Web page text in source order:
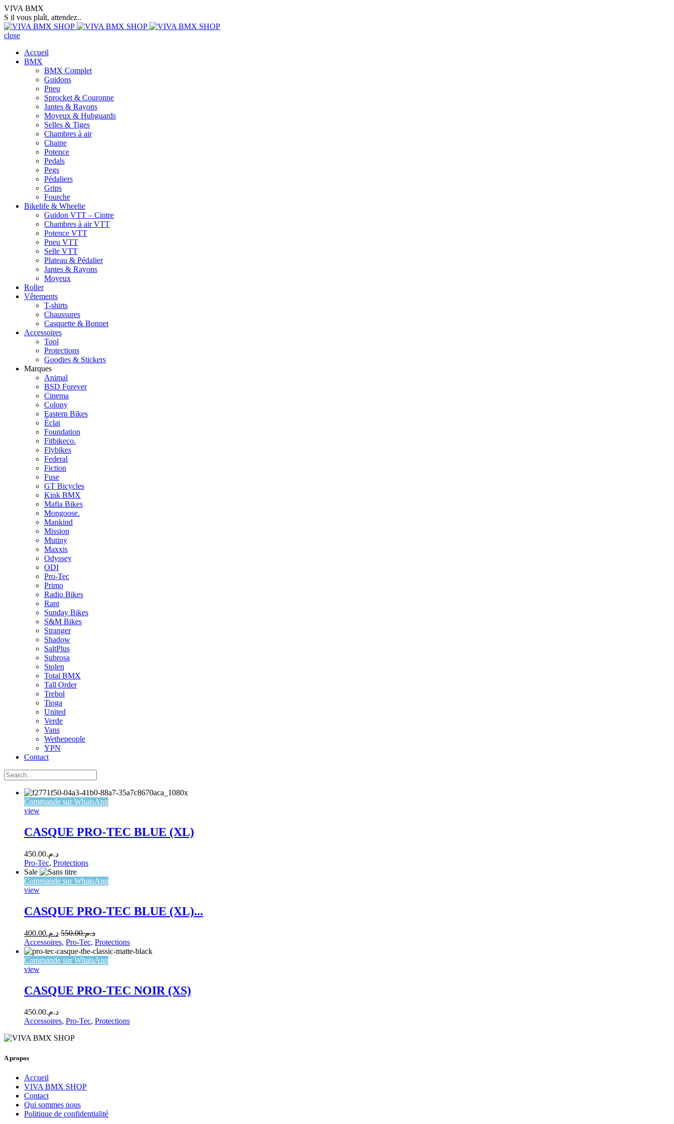
VIVA BMX
S il vous plaît, attendez..
close
Accueil
BMX
BMX Complet
Guidons
Pneu
Sprocket & Couronne
Jantes & Rayons
Moyeux & Hubguards
Selles & Tiges
Chambres à air
Chaine
Potence
Pedals
Pegs
Pédaliers
Grips
Fourche
Bikelife & Wheelie
Guidon VTT – Cintre
Chambres à air VTT
Potence VTT
Pneu VTT
Selle VTT
Plateau & Pédalier
Jantes & Rayons
Moyeux
Roller
Vêtements
T-shirts
Chaussures
Casquette & Bonnet
Accessoires
Tool
Protections
Goodies & Stickers
Marques
Animal
BSD Forever
Cinema
Colony
Eastern Bikes
Éclat
Foundation
Fitbikeco.
Flybikes
Federal
Fiction
Fuse
GT Bicycles
Kink BMX
Mafia Bikes
Mongoose.
Mankind
Mission
Mutiny
Maxxis
Odyssey
ODI
Pro-Tec
Primo
Radio Bikes
Rant
Sunday Bikes
S&M Bikes
Stranger
Shadow
SaltPlus
Subrosa
Stolen
Total BMX
Tall Order
Trebol
Tioga
United
Verde
Vans
Wethepeople
YPN
Contact
Commande sur WhatsApp
view
CASQUE PRO-TEC BLUE (XL)
د.م.450.00
Pro-Tec, Protections
Sale
Commande sur WhatsApp
view
CASQUE PRO-TEC BLUE (XL)...
د.م.550.00 د.م.400.00
Accessoires, Pro-Tec, Protections
Commande sur WhatsApp
view
CASQUE PRO-TEC NOIR (XS)
د.م.450.00
Accessoires, Pro-Tec, Protections
A propos
Accueil
VIVA BMX SHOP
Contact
Qui sommes nous
Politique de confidentialité